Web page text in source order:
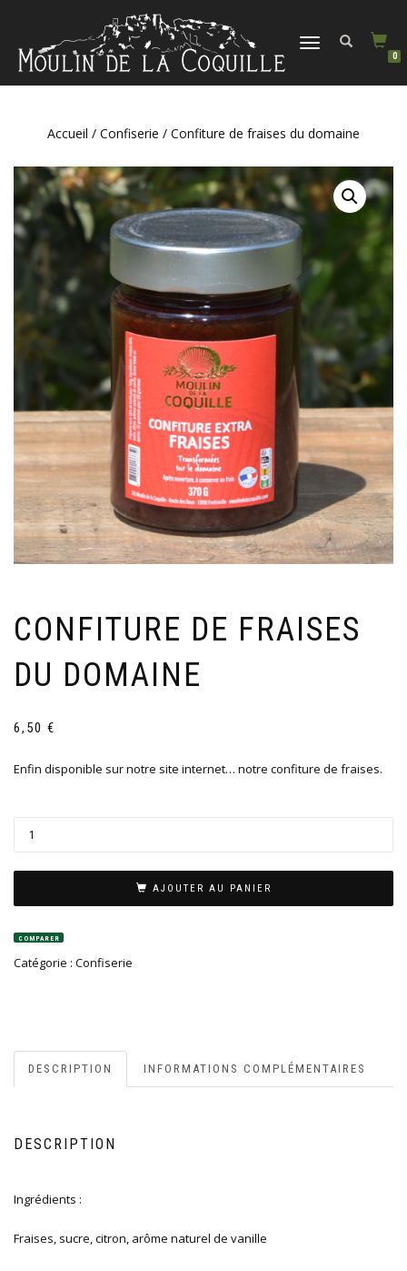
DÉPLIER
0
Accueil / Confiserie / Confiture de fraises du domaine
CONFITURE DE FRAISES
DU DOMAINE
6,50 €
Enfin disponible sur notre site internet… notre confiture de fraises.
AJOUTER AU PANIER
COMPARER
Catégorie : Confiserie
DESCRIPTION INFORMATIONS COMPLÉMENTAIRES
DESCRIPTION
Ingrédients :
Fraises, sucre, citron, arôme naturel de vanille